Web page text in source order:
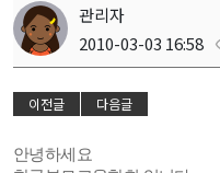
관리자
2010-03-03 16:58
이전글 다음글
안녕하세요